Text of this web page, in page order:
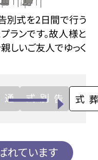
別式を2日間で行う
ンです。故人様と
しいご友人でゆっく
告別式 火葬式
れています